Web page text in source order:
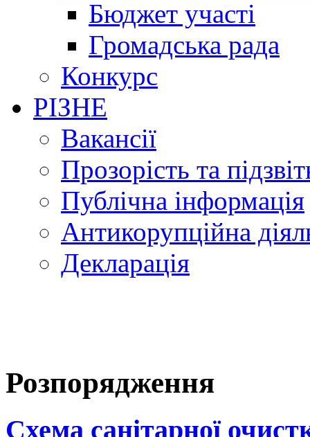
Бюджет участі
Громадська рада
Конкурс
РІЗНЕ
Вакансії
Прозорість та
Публічна інформація
Антикорупційна
Декларація
Розпорядження
Схема санітарної